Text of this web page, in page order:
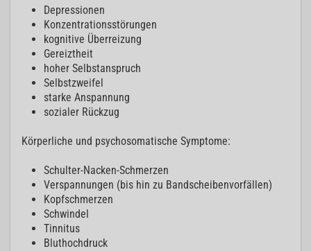
Depressionen
Konzentrationsstörungen
kognitive Überreizung
Gereiztheit
hoher Selbstanspruch
Selbstzweifel
starke Anspannung
sozialer Rückzug
Körperliche und psychosomatische Symptome:
Schulter-Nacken-Schmerzen
Verspannungen (bis hin zu Bandscheibenvorfällen)
Kopfschmerzen
Schwindel
Tinnitus
Bluthochdruck